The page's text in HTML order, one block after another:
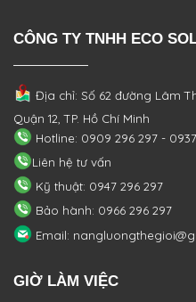
CÔNG TY TNHH ECO
Địa chỉ: Số 62 đường Lâm
Quận 12, TP. Hồ Chí Minh
Hotline: 0909 296 297 -
Liên hệ tư vấn
Kỹ thuật: 0947 296 297
Bảo hành: 0966 296 297
Email:
GIỜ LÀM VIỆC